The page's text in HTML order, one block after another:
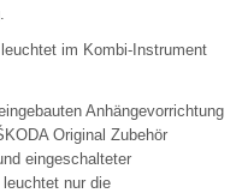
im Kombi-Instrument
Anhängevorrichtung
Original Zubehör
eingeschalteter
nur die